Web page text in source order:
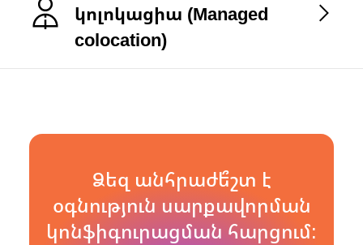
կոլոկացիա (Managed
colocation)
Ձեզ անհրաժե՞շտ է
օգնություն սարքավորման
կոնֆիգուրացման հարցում: